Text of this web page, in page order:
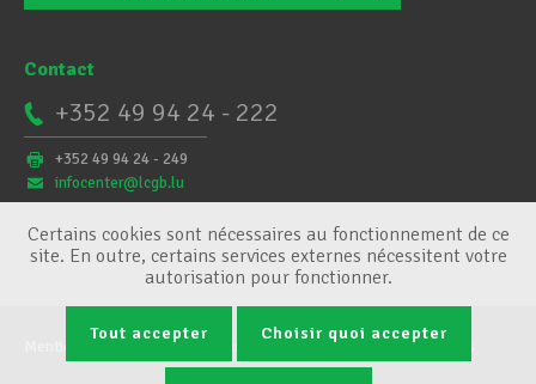
Contact
+352 49 94 24 - 222
+352 49 94 24 - 249
infocenter@lcgb.lu
Conditions générales Gestion des cookies
Certains cookies sont nécessaires au fonctionnement de ce
site. En outre, certains services externes nécessitent votre
autorisation pour fonctionner.
Tout accepter Choisir quoi accepter